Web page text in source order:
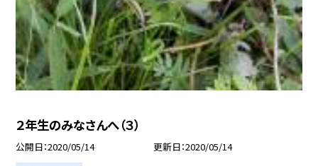
２年生のみなさんへ（３）
公開日 2020/05/14 更新日 2020/05/14